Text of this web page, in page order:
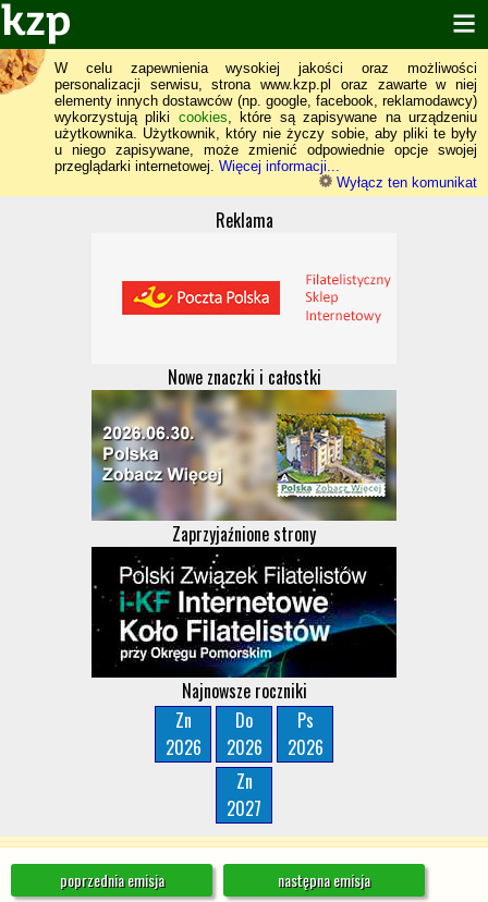
W celu zapewnienia wysokiej jakości oraz możliwości
personalizacji serwisu, strona www.kzp.pl oraz zawarte w niej
elementy innych dostawców (np. google, facebook, reklamodawcy)
wykorzystują pliki cookies, które są zapisywane na urządzeniu
użytkownika. Użytkownik, który nie życzy sobie, aby pliki te były
u niego zapisywane, może zmienić odpowiednie opcje swojej
przeglądarki internetowej. Więcej informacji...
Wyłącz ten komunikat
Reklama
Nowe znaczki i całostki
Zaprzyjaźnione strony
Najnowsze roczniki
Zn
2026
Do
2026
Ps
2026
Zn
2027
poprzednia emisja
następna emisja